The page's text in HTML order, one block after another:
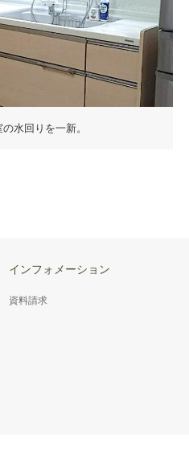
水回りを一新。
インフォメーション
資料請求